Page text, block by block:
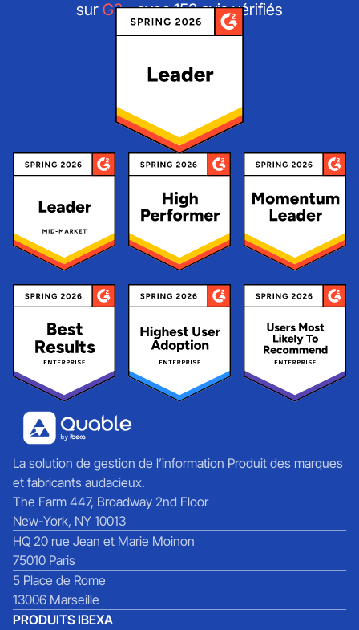
sur G2- avec 152 avis vérifiés
La solution de gestion de l’information Produit des marques
et fabricants audacieux.
The Farm 447, Broadway 2nd Floor
New-York, NY 10013
HQ 20 rue Jean et Marie Moinon
75010 Paris
5 Place de Rome
13006 Marseille
PRODUITS IBEXA